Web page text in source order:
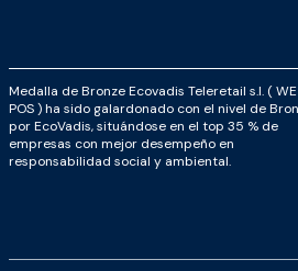
Medalla de Bronze Ecovadis Teleretail s.l. ( WE
POS ) ha sido galardonado con el nivel de
por EcoVadis, situándose en el top 35 % de
empresas con mejor desempeño en
responsabilidad social y ambiental.